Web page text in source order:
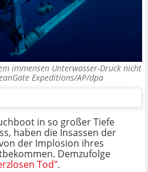
immensen Unterwasser-Druck nicht
Expeditions/AP/dpa
in so großer Tiefe
haben die Insassen der
der Implosion ihres
Demzufolge
Tod".